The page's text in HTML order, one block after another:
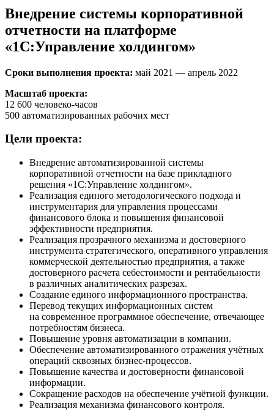
Внедрение системы корпоративной
отчетности на платформе
«1С:Управление холдингом»
Сроки выполнения проекта: май 2021 — апрель 2022
Масштаб проекта:
12 600 человеко-часов
500 автоматизированных рабочих мест
Цели проекта:
Внедрение автоматизированной системы
корпоративной отчетности на базе прикладного
решения «1С:Управление холдингом».
Реализация единого методологического подхода и
инструментария для управления процессами
финансового блока и повышения финансовой
эффективности предприятия.
Реализация прозрачного механизма и достоверного
инструмента стратегического, оперативного управления
коммерческой деятельностью предприятия, а также
достоверного расчета себестоимости и рентабельности
в различных аналитических разрезах.
Создание единого информационного пространства.
Перевод текущих информационных систем
на современное программное обеспечение, отвечающее
потребностям бизнеса.
Повышение уровня автоматизации в компании.
Обеспечение автоматизированного отражения учётных
операций сквозных бизнес-процессов.
Повышение качества и достоверности финансовой
информации.
Сокращение расходов на обеспечение учётной функции.
Реализация механизма финансового контроля.